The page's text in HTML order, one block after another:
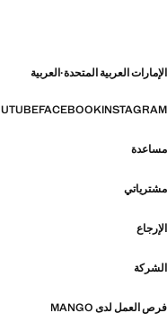
الإمارات العربية المتحدة·العربية
INSTAGRAM
FACEBOOK
مساعدة
مشترياتي
الإرجاع
الشركة
فرص العمل لدى MANGO